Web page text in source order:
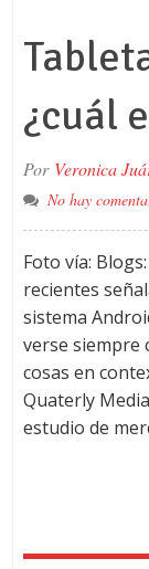
¿cuál
Por Veronica
No hay
Foto vía:
recientes
sistema
verse siempre
cosas en
Quaterly
estudio de